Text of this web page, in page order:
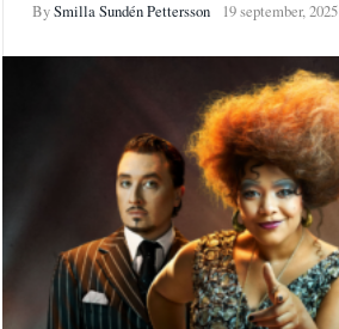
BySmilla Sundén Pettersson 19 september, 2025